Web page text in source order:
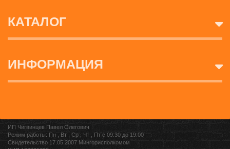
КАТАЛОГ
ИНФОРМАЦИЯ
ИП Чигвинцев Павел Олегович
Режим работы: Пн , Вт , Ср , Чт , Пт c 09:30 до 19:00
Свидетельство 17.05.2007 Мингорисполкомом